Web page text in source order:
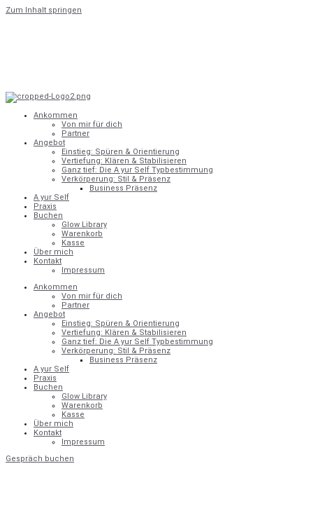
Zum Inhalt springen
Ankommen
Von mir für dich
Partner
Angebot
Einstieg: Spüren & Orientierung
Vertiefung: Klären & Stabilisieren
Ganz tief: Die A yur Self Typbestimmung
Verkörperung: Stil & Präsenz
Business Präsenz
A yur Self
Praxis
Buchen
Glow Library
Warenkorb
Kasse
Über mich
Kontakt
Impressum
Ankommen
Von mir für dich
Partner
Angebot
Einstieg: Spüren & Orientierung
Vertiefung: Klären & Stabilisieren
Ganz tief: Die A yur Self Typbestimmung
Verkörperung: Stil & Präsenz
Business Präsenz
A yur Self
Praxis
Buchen
Glow Library
Warenkorb
Kasse
Über mich
Kontakt
Impressum
Gespräch buchen